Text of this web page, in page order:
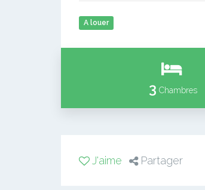
A louer
3 Chambres
J'aime Partager